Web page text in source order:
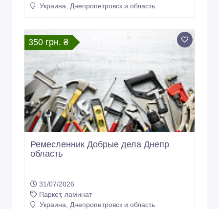
Украина, Днепропетровск и область
350 грн. ₴
Ремесленник Добрые дела Днепр
область
31/07/2026
Паркет, ламинат
Украина, Днепропетровск и область